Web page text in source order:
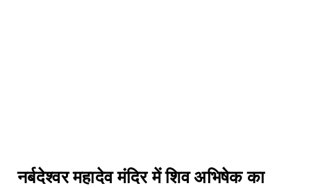
नर्बदेश्वर महादेव मंदिर में शिव अभिषेक का